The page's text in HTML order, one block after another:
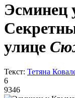
Эсминец
улице
Текст: Тетяна
6
9346